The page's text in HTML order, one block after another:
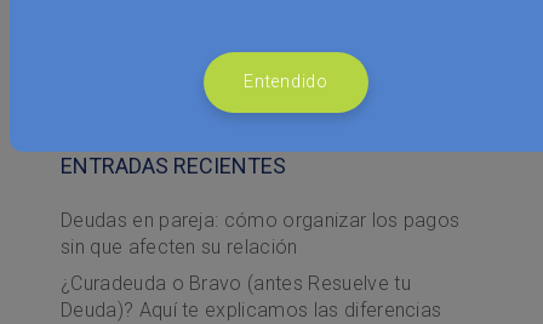
ENTRADAS RECIENTES
Deudas en pareja: cómo organizar los pagos
sin que afecten su relación
¿Curadeuda o Bravo (antes Resuelve tu
Deuda)? Aquí te explicamos las diferencias
Entendido